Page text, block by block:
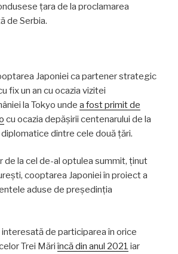
țara de la proclamarea
de Serbia.
Japoniei ca partener strategic
fix un an cu ocazia vizitei
la Tokyo unde a fost primit de
cu ocazia depășirii centenarului de la
dintre cele două țări.
de la cel de-al optulea summit, ținut
cooptarea Japoniei în proiect a
aduse de președinția
de participarea în orice
Trei Măriîncă din anul 2021 iar